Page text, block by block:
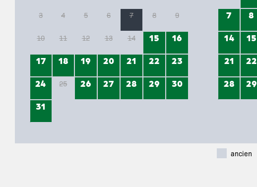
3 4 5 6 7 8 9
10 11 12 13 14 15
16
17
18 19 20 21 22
23
24
25 26 27 28 29
30
31
7
8
14
15
21
22
28
29
ancien